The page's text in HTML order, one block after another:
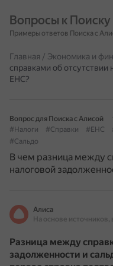
Вопросы к Поиску
Примеры ответов Поиска с
Главная / Экономика и
справками об отсутствии
ЕНС?
Вопрос для Поиска с Алисой
#Налоги
#Справки #ЕНС
#Сальдо
В чем разница между
налоговой
Алиса
Разница между
задолженности и